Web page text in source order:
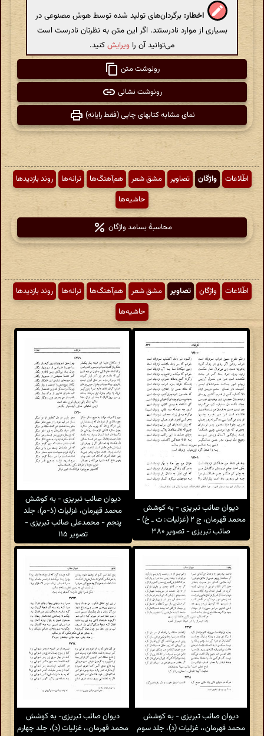
اخطار: برگردان‌های تولید شده توسط هوش مصنوعی در
بسیاری از موارد نادرستند. اگر این متن به نظرتان نادرست است
می‌توانید آن را ویرایشکنید.
رونوشت متن
رونوشت نشانی
نمای مشابه کتابهای چاپی (فقط رایانه)
اطّلاعات واژگان تصاویر مشق شعر هم‌آهنگ‌ها ترانه‌ها
روند بازدیدها
حاشیه‌ها
محاسبهٔ بسامد واژگان
اطّلاعات واژگان تصاویر مشق شعر هم‌آهنگ‌ها ترانه‌ها
روند بازدیدها
حاشیه‌ها
دیوان صائب تبریزی - به کوشش
محمد قهرمان، ج ۲ (غزلیات: ت ـ خ) -
صائب تبریزی - تصویر ۳۸۰
دیوان صائب تبریزی - به کوشش
محمد قهرمان، غزلیات (ذ-م)، جلد
پنجم - محمدعلی صائب تبریزی -
تصویر ۱۱۵
دیوان صائب تبریزی - به کوشش
محمد قهرمان،، غزلیات (د)، جلد سوم
دیوان صائب تبریزی- به کوشش
محمد قهرمان،، غزلیات (د)، جلد چهارم